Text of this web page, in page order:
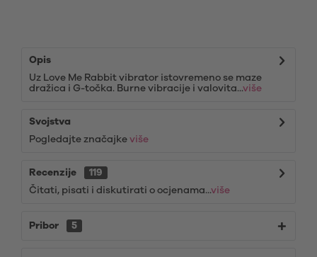
Opis
Uz Love Me Rabbit vibrator istovremeno se maze
dražica i G-točka. Burne vibracije i valovita...više
Svojstva
Pogledajte značajke više
Recenzije
119
Čitati, pisati i diskutirati o ocjenama...više
Pribor 5